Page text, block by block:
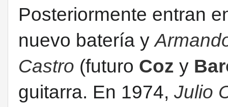
Posteriormente entran
nuevo batería y
Castro (futuro Coz y
guitarra. En 1974, Julio